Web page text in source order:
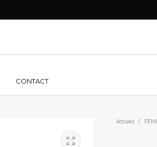
CONTACT
Accueil /